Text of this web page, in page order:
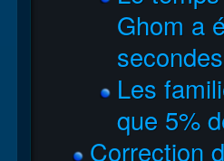
Ghom a
Les
que 5%
Correction